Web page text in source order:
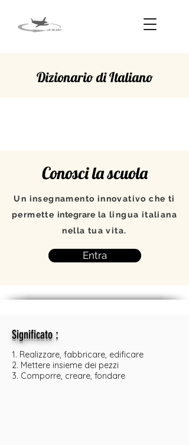
Dizionario di Italiano
Conosci la scuola
Un insegnamento innovativo che ti
permette integrare la lingua italiana
nella tua vita.
Entra
Significato:
1. Realizzare, fabbricare, edificare
2. Mettere insieme dei pezzi
3. Comporre, creare, fondare